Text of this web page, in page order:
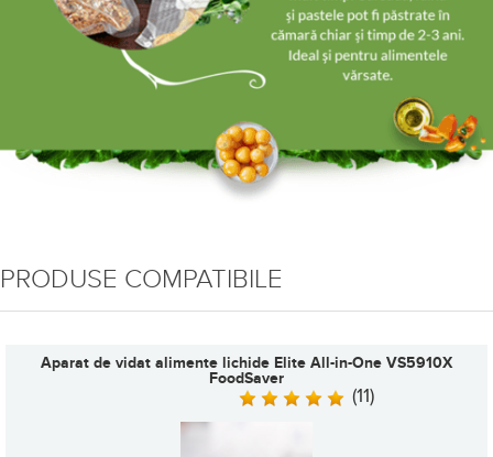
PRODUSE COMPATIBILE
de vidat alimente lichide Elite All-in-One VS5910X
FoodSaver
(11)